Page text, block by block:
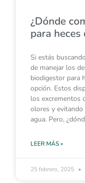
¿Dónde
para heces
Si estás
de manejar los
biodigestor para
opción. Estos
los excrementos
olores y
agua. Pero,
LEER MÁS »
25 febrero, 2025